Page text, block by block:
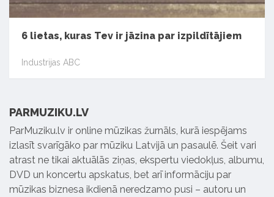
6 lietas, kuras Tev ir jāzina par izpildītājiem
Industrijas ABC
PARMUZIKU.LV
ParMuziku.lv ir online mūzikas žurnāls, kurā iespējams
izlasīt svarīgāko par mūziku Latvijā un pasaulē. Šeit vari
atrast ne tikai aktuālās ziņas, ekspertu viedokļus, albumu,
DVD un koncertu apskatus, bet arī informāciju par
mūzikas biznesa ikdienā neredzamo pusi – autoru un